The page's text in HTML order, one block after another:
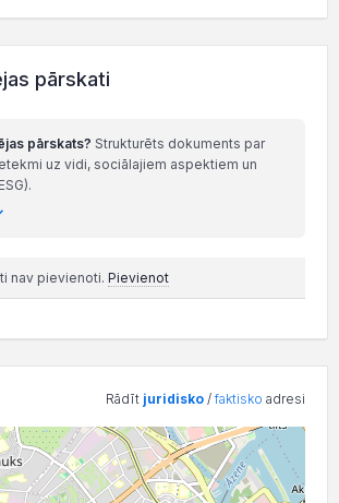
pārskati
pārskats? Strukturēts dokuments par
uz vidi, sociālajiem aspektiem un
nav pievienoti. Pievienot
Rādīt juridisko /faktisko adresi